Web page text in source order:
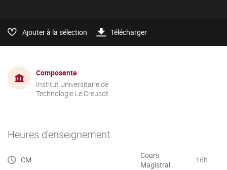
Ajouter à la sélection Télécharger
Composante
Institut Universitaire de
Technologie Le Creusot
Heures d'enseignement
CM
Cours
Magistral
16h